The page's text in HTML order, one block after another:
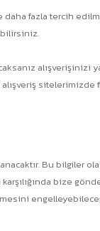
fazla tercih
alışverişinizi
sitelerimizde
Bu bilgiler
bize